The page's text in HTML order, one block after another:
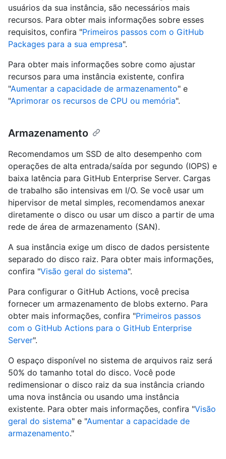
usuários da sua instância, são necessários mais
recursos. Para obter mais informações sobre esses
requisitos, confira "Primeiros passos com o GitHub
Packages para a sua empresa".
Para obter mais informações sobre como ajustar
recursos para uma instância existente, confira
"Aumentar a capacidade de armazenamento" e
"Aprimorar os recursos de CPU ou memória".
Armazenamento
Recomendamos um SSD de alto desempenho com
operações de alta entrada/saída por segundo (IOPS) e
baixa latência para GitHub Enterprise Server. Cargas
de trabalho são intensivas em I/O. Se você usar um
hipervisor de metal simples, recomendamos anexar
diretamente o disco ou usar um disco a partir de uma
rede de área de armazenamento (SAN).
A sua instância exige um disco de dados persistente
separado do disco raiz. Para obter mais informações,
confira "Visão geral do sistema".
Para configurar o GitHub Actions, você precisa
fornecer um armazenamento de blobs externo. Para
obter mais informações, confira "Primeiros passos
com o GitHub Actions para o GitHub Enterprise
Server".
O espaço disponível no sistema de arquivos raiz será
50% do tamanho total do disco. Você pode
redimensionar o disco raiz da sua instância criando
uma nova instância ou usando uma instância
existente. Para obter mais informações, confira "Visão
geral do sistema" e "Aumentar a capacidade de
armazenamento."